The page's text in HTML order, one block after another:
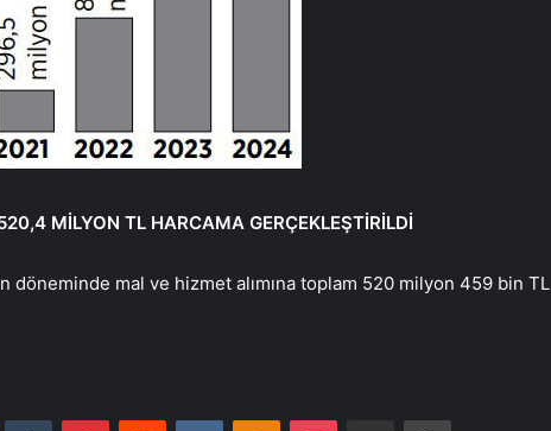
MİLYON TL HARCAMA GERÇEKLEŞTİRİLDİ
döneminde mal ve hizmet alımına toplam 520 milyon 459 bin TL
Tumblr PinterestReddit VKontakteOdnoklassniki
Pocket E-Posta ile paylaş Yazdır